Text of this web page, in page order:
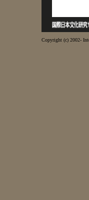
Copyright (c) 2002-